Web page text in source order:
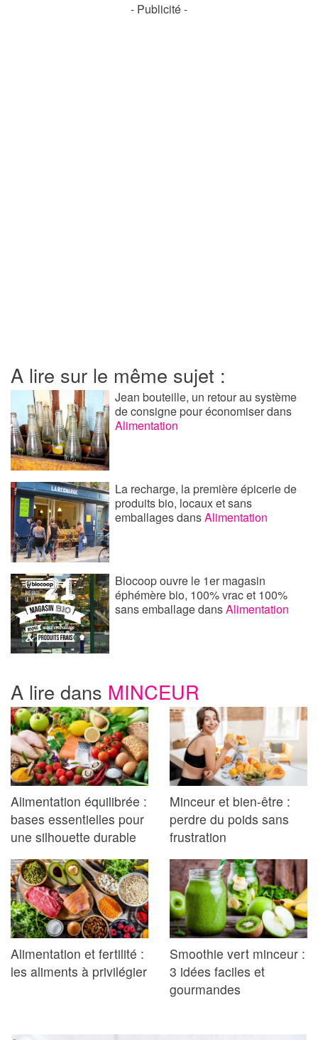
- Publicité -
A lire sur le même sujet :
Jean bouteille, un retour au système
de consigne pour économiserdans
Alimentation
La recharge, la première épicerie de
produits bio, locaux et sans
emballagesdansAlimentation
Biocoop ouvre le 1er magasin
éphémère bio, 100% vrac et 100%
sans emballagedansAlimentation
A lire dans MINCEUR
Alimentation équilibrée :
bases essentielles pour
une silhouette durable
Minceur et bien-être :
perdre du poids sans
frustration
Alimentation et fertilité :
les aliments à privilégier
Smoothie vert minceur :
3 idées faciles et
gourmandes